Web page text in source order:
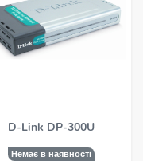
D-Link DP-300U
Немає в наявності